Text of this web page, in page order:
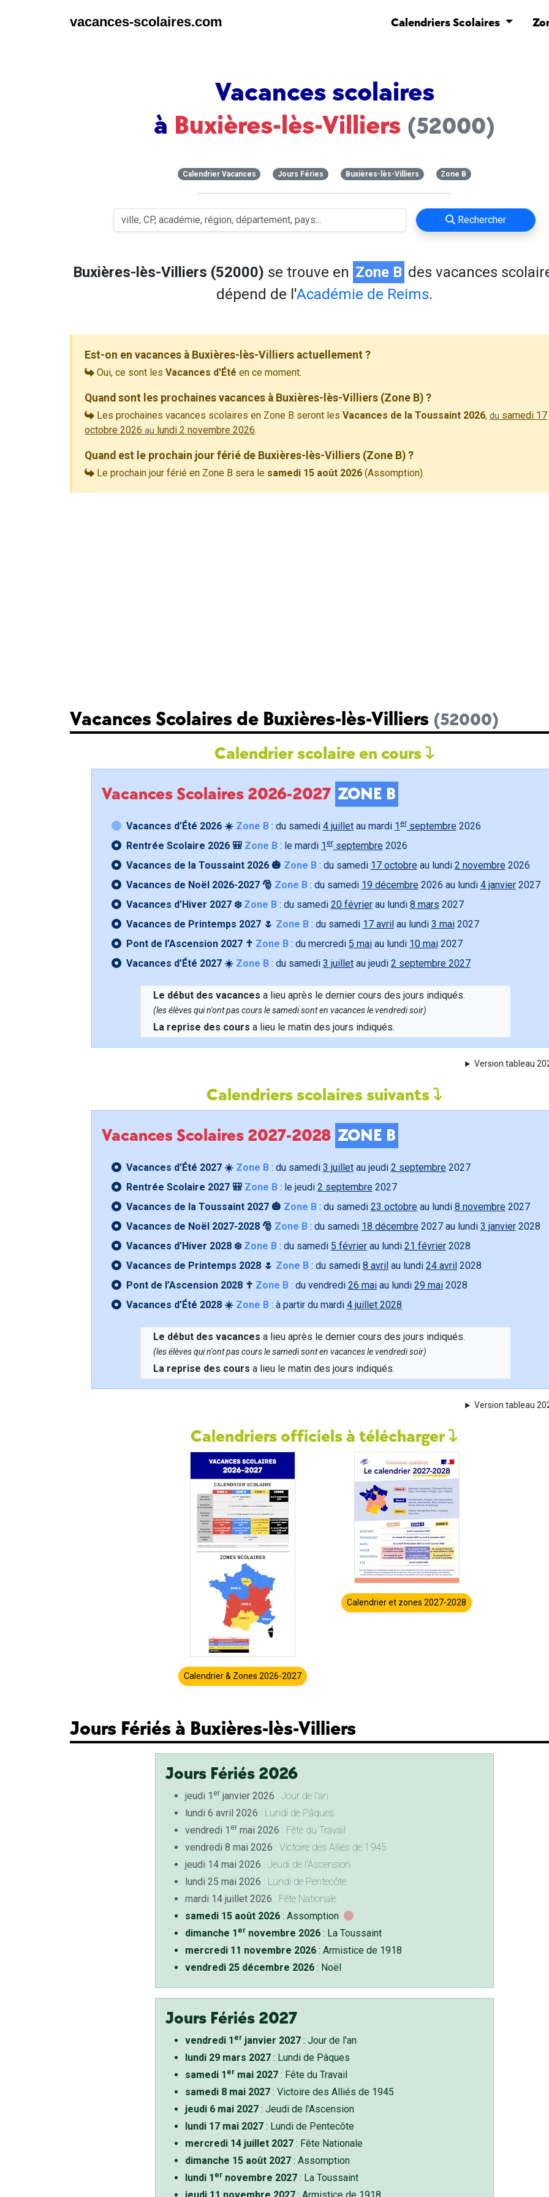
vacances-scolaires.com Calendriers Scolaires
Vacances scolaires
à Buxières-lès-Villiers (52000)
Calendrier Vacances Jours Féries Buxières-lès-Villiers Zone B
Rechercher
Buxières-lès-Villiers (52000) se trouve en Zone B des vacances
dépend de l'Académie de Reims.
Est-on en vacances à Buxières-lès-Villiers actuellement ?
Oui, ce sont les Vacances d'Été en ce moment.
Quand sont les prochaines vacances à Buxières-lès-Villiers (Zone B) ?
Les prochaines vacances scolaires en Zone B seront les Vacances de la Toussaint 2026, du samedi 17
octobre 2026 au lundi 2 novembre 2026.
Quand est le prochain jour férié de Buxières-lès-Villiers (Zone B) ?
Le prochain jour férié en Zone B sera le samedi 15 août 2026 (Assomption).
Vacances Scolaires de Buxières-lès-Villiers (52000)
Calendrier scolaire en cours
Vacances Scolaires 2026-2027 ZONE B
Vacances d’Été 2026 ☀️ Zone B: du samedi 4 juilletau mardi 1 erseptembre 2026
Rentrée Scolaire 2026 🎒 Zone B: le mardi 1erseptembre 2026
Vacances de la Toussaint 2026 🎃 Zone B: du samedi 17 octobre au lundi 2 novembre 2026
Vacances de Noël 2026-2027 🎅 Zone B: du samedi 19 décembre 2026 au lundi 4 janvier2027
Vacances d’Hiver 2027 ❄️ Zone B: du samedi 20 févrierau lundi 8 mars 2027
Vacances de Printemps 2027 🌷 Zone B: du samedi 17 avril au lundi 3 mai2027
Pont de l’Ascension 2027 ✝️ Zone B: du mercredi 5 maiau lundi 10 mai2027
Vacances d’Été 2027 ☀️ Zone B: du samedi 3 juilletau jeudi 2 septembre 2027
Le début des vacances a lieu après le dernier cours des jours indiqués.
(les élèves qui n'ont pas cours le samedi sont en vacances le vendredi soir)
La reprise des cours a lieu le matin des jours indiqués.
Version tableau
Calendriers scolaires suivants
Vacances Scolaires 2027-2028 ZONE B
Vacances d’Été 2027 ☀️ Zone B: du samedi 3 juilletau jeudi 2 septembre 2027
Rentrée Scolaire 2027 🎒 Zone B: le jeudi 2 septembre 2027
Vacances de la Toussaint 2027 🎃 Zone B: du samedi 23 octobre au lundi 8 novembre 2027
Vacances de Noël 2027-2028 🎅 Zone B: du samedi 18 décembre 2027 au lundi 3 janvier2028
Vacances d’Hiver 2028 ❄️ Zone B: du samedi 5 févrierau lundi 21 février2028
Vacances de Printemps 2028 🌷 Zone B: du samedi 8 avril au lundi 24 avril 2028
Pont de l’Ascension 2028 ✝️ Zone B: du vendredi 26 maiau lundi 29 mai2028
Vacances d’Été 2028 ☀️ Zone B: à partir du mardi 4 juillet 2028
Le début des vacances a lieu après le dernier cours des jours indiqués.
(les élèves qui n'ont pas cours le samedi sont en vacances le vendredi soir)
La reprise des cours a lieu le matin des jours indiqués.
Version tableau
Calendriers officiels à télécharger
Calendrier & Zones 2026-2027
Calendrier et zones 2027-2028
Jours Fériés à Buxières-lès-Villiers
Jours Fériés 2026
jeudi 1 erjanvier 2026 : Jour de l'an
lundi 6 avril 2026 : Lundi de Pâques
vendredi 1 ermai 2026 : Fête du Travail
vendredi 8 mai 2026 : Victoire des Alliés de 1945
jeudi 14 mai 2026 : Jeudi de l'Ascension
lundi 25 mai 2026 : Lundi de Pentecôte
mardi 14 juillet 2026 : Fête Nationale
samedi 15 août 2026: Assomption
dimanche 1 ernovembre 2026: La Toussaint
mercredi 11 novembre 2026: Armistice de 1918
vendredi 25 décembre 2026: Noël
Jours Fériés 2027
vendredi 1 erjanvier 2027: Jour de l'an
lundi 29 mars 2027: Lundi de Pâques
samedi 1 ermai 2027: Fête du Travail
samedi 8 mai 2027: Victoire des Alliés de 1945
jeudi 6 mai 2027: Jeudi de l'Ascension
lundi 17 mai 2027: Lundi de Pentecôte
mercredi 14 juillet 2027: Fête Nationale
dimanche 15 août 2027: Assomption
lundi 1 ernovembre 2027: La Toussaint
jeudi 11 novembre 2027: Armistice de 1918